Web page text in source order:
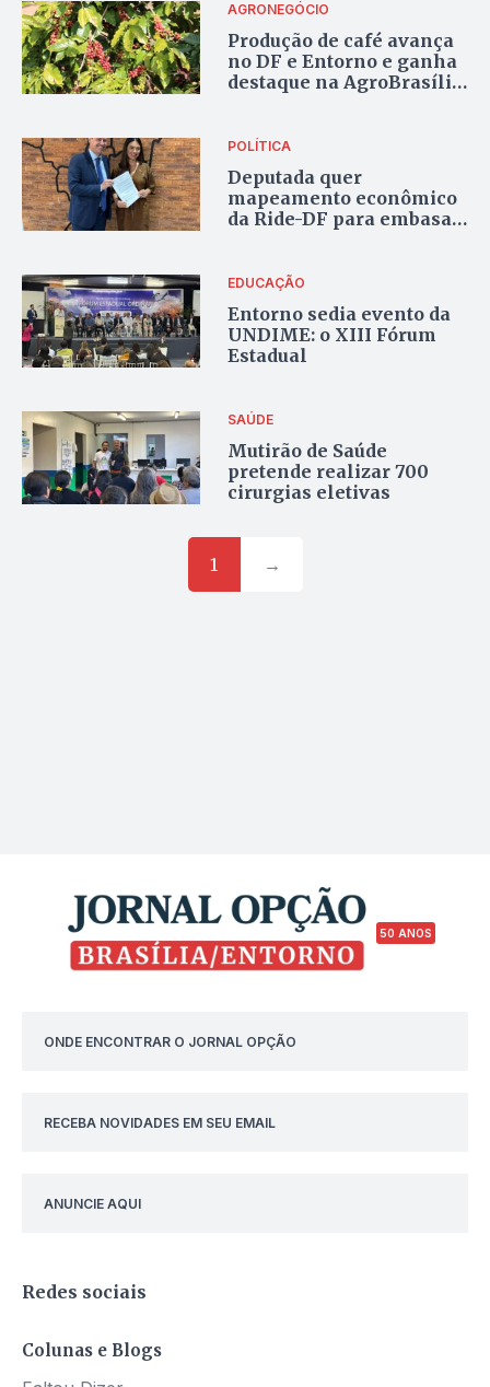
AGRONEGÓCIO
Produção de café avança
no DF e Entorno e ganha
destaque na AgroBrasília
POLÍTICA
Deputada quer
mapeamento econômico
da Ride-DF para embasar
EDUCAÇÃO
Entorno sedia evento da
UNDIME: o XIII Fórum
Estadual
SAÚDE
Mutirão de Saúde
pretende realizar 700
cirurgias eletivas
1 →
50 ANOS
ONDE ENCONTRAR O JORNAL OPÇÃO
RECEBA NOVIDADES EM SEU EMAIL
ANUNCIE AQUI
Redes sociais
Colunas e Blogs